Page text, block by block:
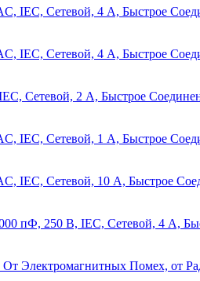
IEC, Сетевой, 4 А, Быстрое
IEC, Сетевой, 4 А, Быстрое
Сетевой, 2 А, Быстрое
IEC, Сетевой, 1 А, Быстрое
IEC, Сетевой, 10 А, Быстрое
пФ, 250 В, IEC, Сетевой, 4 А,
Электромагнитных Помех, от